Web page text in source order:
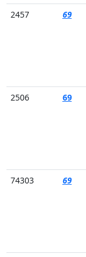
2457 69
2506 69
74303 69